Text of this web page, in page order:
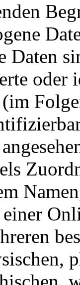
Daten
oder